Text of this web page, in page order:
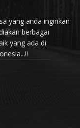
yang anda inginkan
berbagai
yang ada di